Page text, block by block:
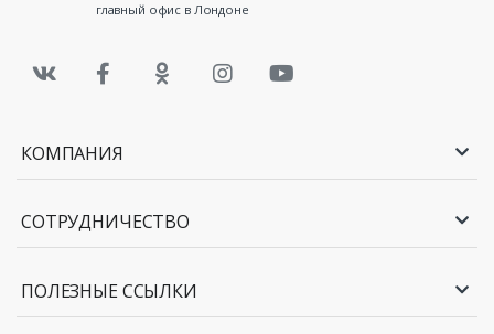
главный офис в Лондоне
КОМПАНИЯ
СОТРУДНИЧЕСТВО
ПОЛЕЗНЫЕ ССЫЛКИ